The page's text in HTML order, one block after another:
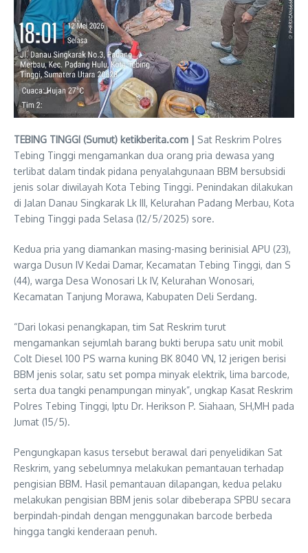
TEBING TINGGI (Sumut) ketikberita.com | Sat Reskrim Polres
Tebing Tinggi mengamankan dua orang pria dewasa yang
terlibat dalam tindak pidana penyalahgunaan BBM bersubsidi
jenis solar diwilayah Kota Tebing Tinggi. Penindakan dilakukan
di Jalan Danau Singkarak Lk III, Kelurahan Padang Merbau, Kota
Tebing Tinggi pada Selasa (12/5/2025) sore.
Kedua pria yang diamankan masing-masing berinisial APU (23),
warga Dusun IV Kedai Damar, Kecamatan Tebing Tinggi, dan S
(44), warga Desa Wonosari Lk IV, Kelurahan Wonosari,
Kecamatan Tanjung Morawa, Kabupaten Deli Serdang.
“Dari lokasi penangkapan, tim Sat Reskrim turut
mengamankan sejumlah barang bukti berupa satu unit mobil
Colt Diesel 100 PS warna kuning BK 8040 VN, 12 jerigen berisi
BBM jenis solar, satu set pompa minyak elektrik, lima barcode,
serta dua tangki penampungan minyak”, ungkap Kasat Reskrim
Polres Tebing Tinggi, Iptu Dr. Herikson P. Siahaan, SH,MH pada
Jumat (15/5).
Pengungkapan kasus tersebut berawal dari penyelidikan Sat
Reskrim, yang sebelumnya melakukan pemantauan terhadap
pengisian BBM. Hasil pemantauan dilapangan, kedua pelaku
melakukan pengisian BBM jenis solar dibeberapa SPBU secara
berpindah-pindah dengan menggunakan barcode berbeda
hingga tangki kenderaan penuh.